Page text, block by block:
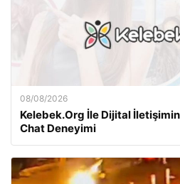
08/08/2026
Kelebek.Org İle Dijital
Chat Deneyimi